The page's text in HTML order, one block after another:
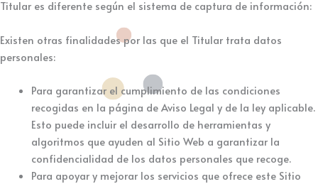
Titular es diferente según el sistema de captura de información:
Existen otras finalidades por las que el Titular trata datos
personales:
Para garantizar el cumplimiento de las condiciones
recogidas en la página de Aviso Legal y de la ley aplicable.
Esto puede incluir el desarrollo de herramientas y
algoritmos que ayuden al Sitio Web a garantizar la
confidencialidad de los datos personales que recoge.
Para apoyar y mejorar los servicios que ofrece este Sitio